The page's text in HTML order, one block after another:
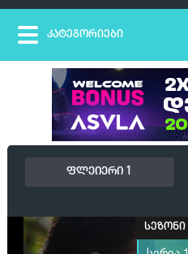
ფლეიერი 1
სეზონი